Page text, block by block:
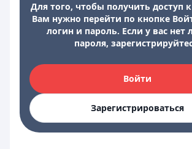
Для того, чтобы получить доступ
Вам нужно перейти по кнопке
логин и пароль. Если у вас нет
пароля,
Войти
Зарегистрироваться